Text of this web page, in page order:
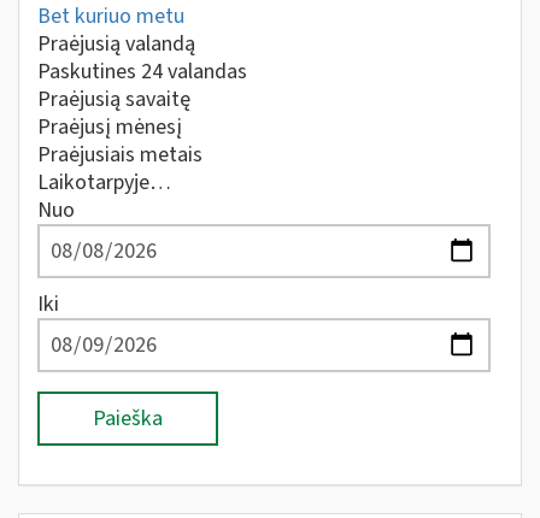
Bet kuriuo metu
Praėjusią valandą
Paskutines 24 valandas
Praėjusią savaitę
Praėjusį mėnesį
Praėjusiais metais
Laikotarpyje…
Nuo
Iki
Paieška